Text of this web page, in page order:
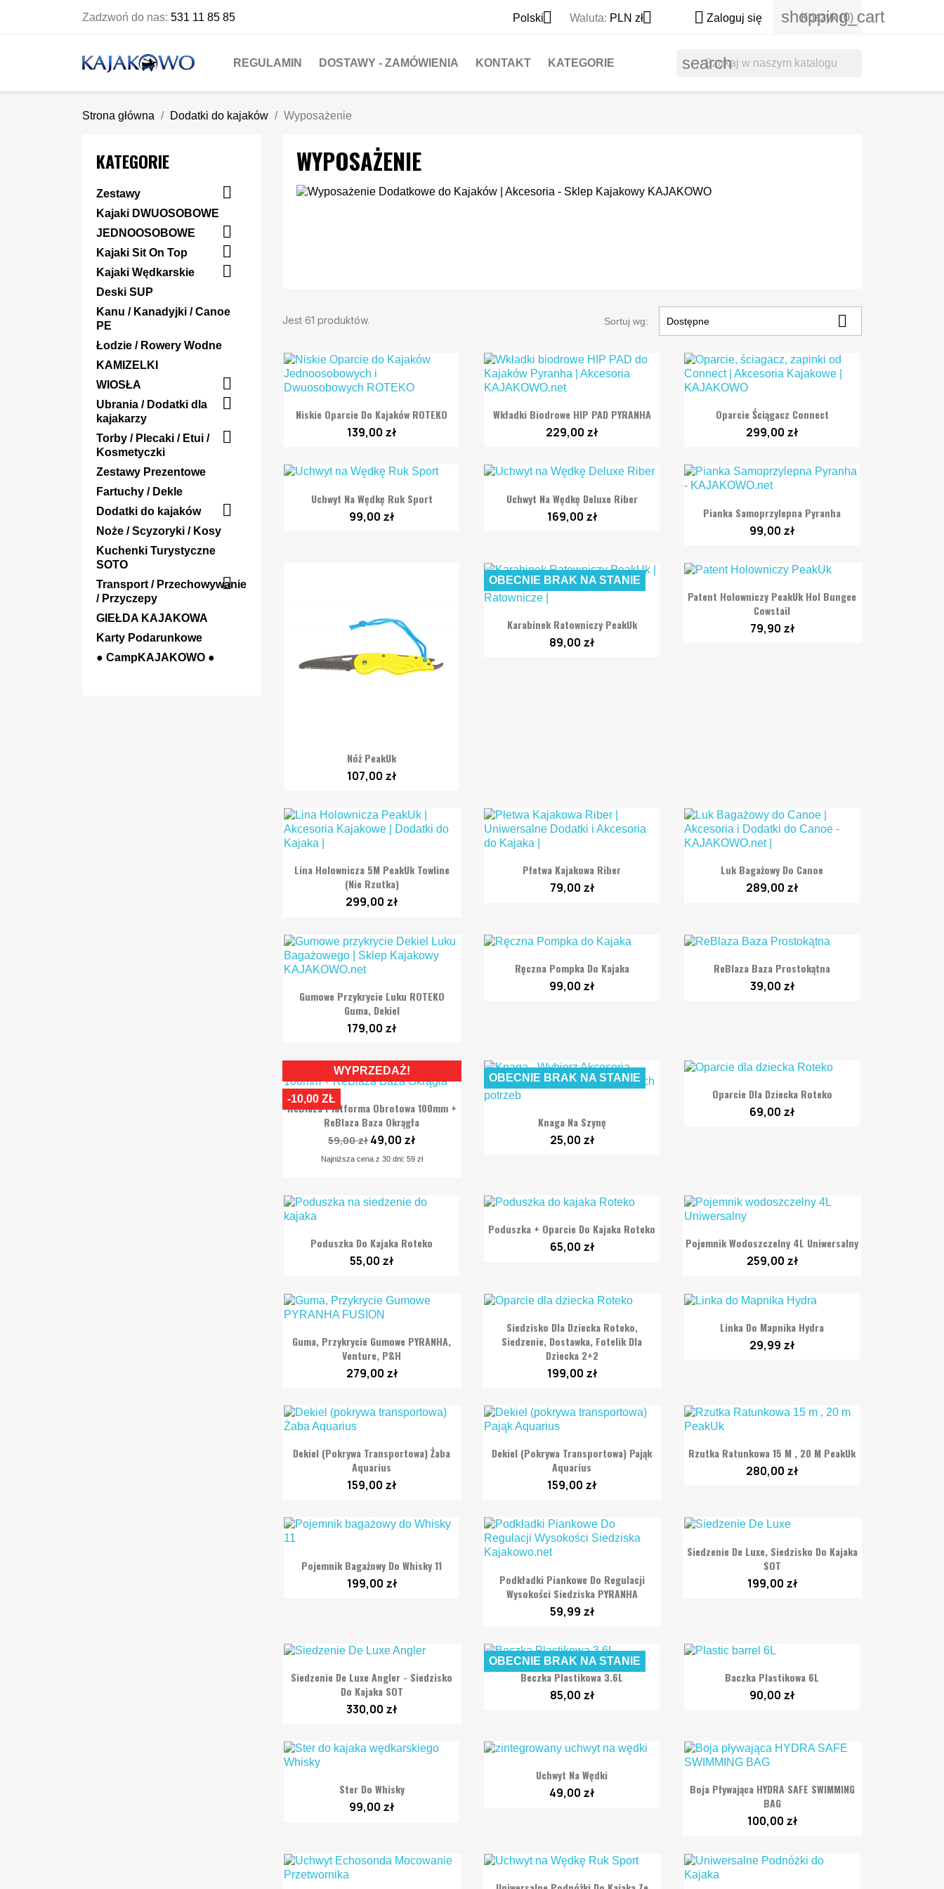
Zadzwoń do nas: 531 11 85 85 Polski Waluta: PLN zł  Zaloguj się shopping_cart
Koszyk (0)
REGULAMIN DOSTAWY - ZAMÓWIENIA KONTAKT KATEGORIE search
Strona główna Dodatki do kajaków Wyposażenie
KATEGORIE
Zestawy 
Kajaki DWUOSOBOWE
JEDNOOSOBOWE

Kajaki Sit On Top 
Kajaki Wędkarskie 
Deski SUP
Kanu / Kanadyjki / Canoe
PE
Łodzie / Rowery Wodne
KAMIZELKI
WIOSŁA

Ubrania / Dodatki dla
kajakarzy

Torby / Plecaki / Etui /
Kosmetyczki

Zestawy Prezentowe
Fartuchy / Dekle
Dodatki do kajaków

Noże / Scyzoryki / Kosy
Kuchenki Turystyczne
SOTO
Transport / Przechowywanie
/ Przyczepy

GIEŁDA KAJAKOWA
Karty Podarunkowe
● CampKAJAKOWO ●
WYPOSAŻENIE
Jest 61 produktów. Sortuj wg: Dostępne 
 Szybki podgląd
Niskie Oparcie Do Kajaków ROTEKO
139,00 zł
 Szybki podgląd
Wkładki Biodrowe HIP PAD PYRANHA
229,00 zł
 Szybki podgląd
Oparcie Ściągacz Connect
299,00 zł
 Szybki podgląd
Uchwyt Na Wędkę Ruk Sport
99,00 zł
 Szybki podgląd
Uchwyt Na Wędkę Deluxe Riber
169,00 zł  Szybki podgląd
Pianka Samoprzylepna Pyranha
99,00 zł
Szybki podgląd
Nóż PeakUk
107,00 zł
 Szybki podgląd
Karabinek Ratowniczy PeakUk
89,00 zł
OBECNIE BRAK NA STANIE
 Szybki podgląd
Patent Holowniczy PeakUk Hol Bungee
Cowstail
79,90 zł
 Szybki podgląd
Lina Holownicza 5M PeakUk Towline
(nie Rzutka)
299,00 zł
 Szybki podgląd
Płetwa Kajakowa Riber
79,00 zł
 Szybki podgląd
Luk Bagażowy Do Canoe
289,00 zł
 Szybki podgląd
Gumowe Przykrycie Luku ROTEKO
Guma, Dekiel
179,00 zł
 Szybki podgląd
Ręczna Pompka Do Kajaka
99,00 zł
 Szybki podgląd
ReBlaza Baza Prostokątna
39,00 zł
 Szybki podgląd
ReBlaza Platforma Obrotowa 100mm +
ReBlaza Baza Okrągła
59,00 zł49,00 zł
Najniższa cena z 30 dni: 59 zł
WYPRZEDAŻ!
-10,00 ZŁ
Szybki podgląd
Knaga Na Szynę
25,00 zł
OBECNIE BRAK NA STANIE
 Szybki podgląd
Oparcie Dla Dziecka Roteko
69,00 zł
 Szybki podgląd
Poduszka Do Kajaka Roteko
55,00 zł
 Szybki podgląd
Poduszka + Oparcie Do Kajaka Roteko
65,00 zł  Szybki podgląd
Pojemnik Wodoszczelny 4L Uniwersalny
259,00 zł
 Szybki podgląd
Guma, Przykrycie Gumowe PYRANHA,
Venture, P&H
279,00 zł
 Szybki podgląd
Siedzisko Dla Dziecka Roteko,
Siedzenie, Dostawka, Fotelik Dla
Dziecka 2+2
199,00 zł
 Szybki podgląd
Linka Do Mapnika Hydra
29,99 zł
 Szybki podgląd
Dekiel (pokrywa Transportowa) Żaba
Aquarius
159,00 zł
 Szybki podgląd
Dekiel (pokrywa Transportowa) Pająk
Aquarius
159,00 zł
 Szybki podgląd
Rzutka Ratunkowa 15 M , 20 M PeakUk
280,00 zł
 Szybki podgląd
Pojemnik Bagażowy Do Whisky 11
199,00 zł  Szybki podgląd
Podkładki Piankowe Do Regulacji
Wysokości Siedziska PYRANHA
59,99 zł
 Szybki podgląd
Siedzenie De Luxe, Siedzisko Do Kajaka
SOT
199,00 zł
 Szybki podgląd
Siedzenie De Luxe Angler - Siedzisko
Do Kajaka SOT
330,00 zł
 Szybki podgląd
Beczka Plastikowa 3.6L
85,00 zł
OBECNIE BRAK NA STANIE
 Szybki podgląd
Baczka Plastikowa 6L
90,00 zł
Szybki podgląd
Ster Do Whisky
99,00 zł
 Szybki podgląd
Uchwyt Na Wędki
49,00 zł  Szybki podgląd
Boja Pływająca HYDRA SAFE SWIMMING
BAG
100,00 zł
 Szybki podgląd